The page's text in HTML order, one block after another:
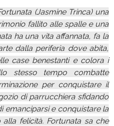
(Jasmine Trinca) una
fallito alle spalle e una
ha una vita affannata, fa la
dalla periferia dove abita,
case benestanti e colora i
stesso tempo combatte
per conquistare il
di parrucchiera sfidando
emanciparsi e conquistare la
felicità. Fortunata sa che